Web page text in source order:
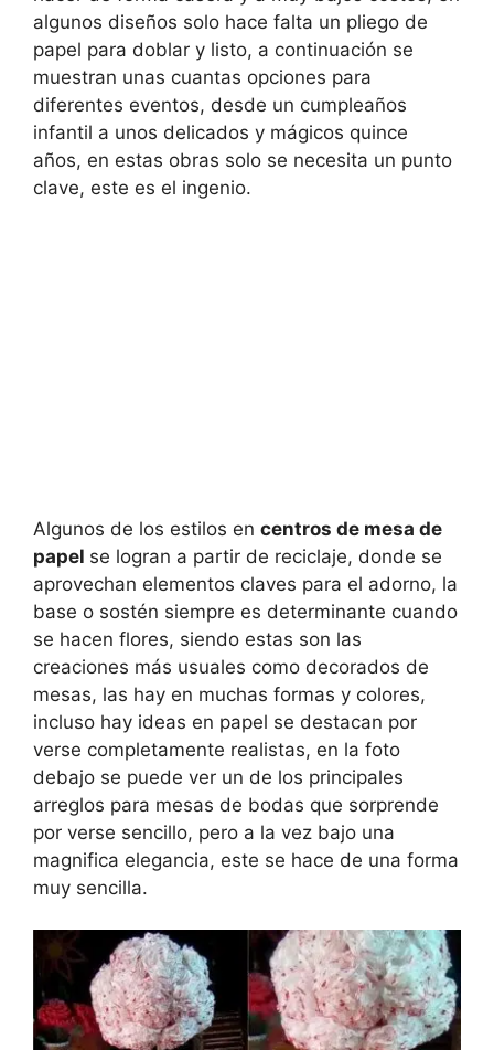
algunos diseños solo hace falta un pliego de
papel para doblar y listo, a continuación se
muestran unas cuantas opciones para
diferentes eventos, desde un cumpleaños
infantil a unos delicados y mágicos quince
años, en estas obras solo se necesita un punto
clave, este es el ingenio.
Algunos de los estilos en centros de mesa de
papel se logran a partir de reciclaje, donde se
aprovechan elementos claves para el adorno, la
base o sostén siempre es determinante cuando
se hacen flores, siendo estas son las
creaciones más usuales como decorados de
mesas, las hay en muchas formas y colores,
incluso hay ideas en papel se destacan por
verse completamente realistas, en la foto
debajo se puede ver un de los principales
arreglos para mesas de bodas que sorprende
por verse sencillo, pero a la vez bajo una
magnifica elegancia, este se hace de una forma
muy sencilla.